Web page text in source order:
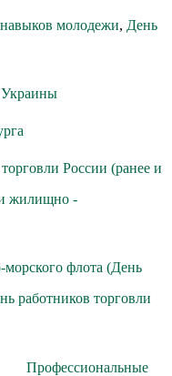
молодежи, День
Украины
России (ранее и
и жилищно -
флота (День
работников торговли
Профессиональные